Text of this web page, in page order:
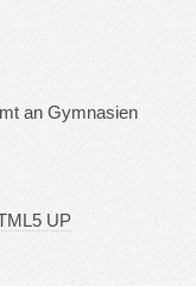
an Gymnasien
UP